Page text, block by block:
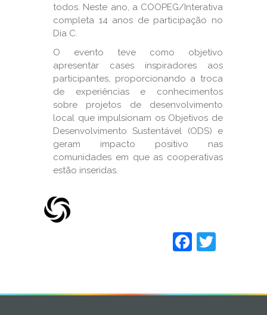
todos. Neste ano, a COOPEG/Interativa
completa 14 anos de participação no
Dia C.
O evento teve como objetivo
apresentar cases inspiradores aos
participantes, proporcionando a troca
de experiências e conhecimentos
sobre projetos de desenvolvimento
local que impulsionam os Objetivos de
Desenvolvimento Sustentável (ODS) e
geram impacto positivo nas
comunidades em que as cooperativas
estão inseridas.